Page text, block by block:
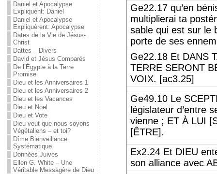
Daniel et Apocalypse
Expliquent: Daniel
Daniel et Apocalypse
Expliquèrent: Apocalypse
Dates de la Vie de Jésus-
Christ
Dattes – Divers
David et Jésus Comparés
De l’Égypte à la Terre
Promise
Dieu et les Anniversaires 1
Dieu et les Anniversaires 2
Dieu et les Vacances
Dieu et Noel
Dieu et Vote
Dieu veut que nous soyons
Végétaliens – et toi?
Dîme Bienveillance
Systématique
Données Juives
Ellen G. White – Une
Véritable Messagère de Dieu
Ge22.17 qu’en
multiplierai ta
sable qui est sur le
porte de ses
Ge22.18 Et DANS
TERRE SERONT
VOIX. [ac3.25]
Ge49.10 Le
législateur d’entre
vienne ; ET À LUI
[ÊTRE].
Ex2.24 Et DIEU
son alliance avec